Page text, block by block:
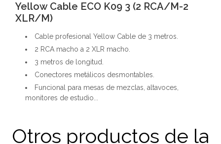
Yellow Cable ECO K09 3 (2 RCA/M-2
XLR/M)
Cable profesional Yellow Cable de 3 metros.
2 RCA macho a 2 XLR macho.
3 metros de longitud.
Conectores metálicos desmontables.
Funcional para mesas de mezclas, altavoces,
monitores de estudio...
Otros productos de la